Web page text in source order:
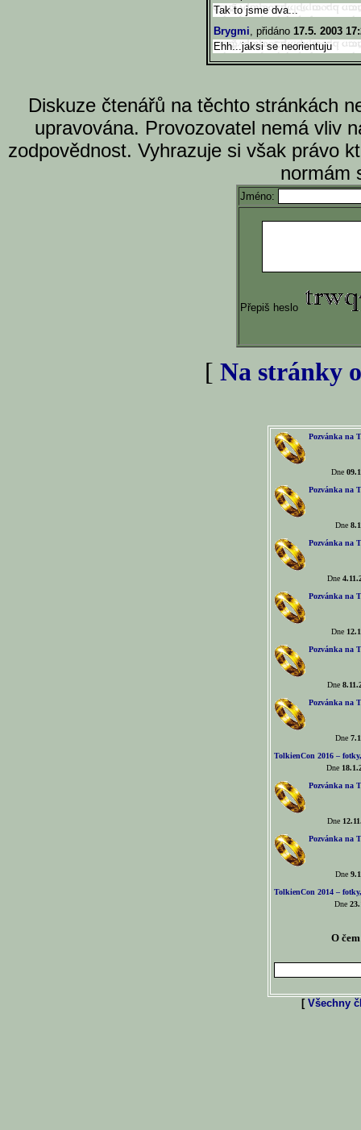
Tak to jsme dva...
Brygmi, přidáno 17.5. 2003
Ehh...jaksi se neorientuju
Diskuze čtenářů na těchto stránkách
upravována. Provozovatel nemá vliv
zodpovědnost. Vyhrazuje si však právo
normám
Jméno:
Přepiš heslo
[ Na stránky
Pozvánka na
Dne
Pozvánka na
Dne
Pozvánka na
Dne
Pozvánka na
Dne
Pozvánka na
Dne
Pozvánka na
Dne
TolkienCon 2016 –
Dne
Pozvánka na
Dne
Pozvánka na
Dne
TolkienCon 2014 –
Dne
O
[ Všechny